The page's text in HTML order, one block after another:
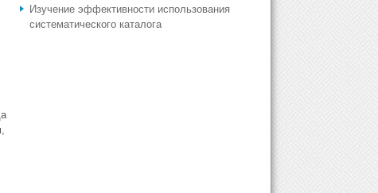
Изучение эффективности использования
систематического каталога